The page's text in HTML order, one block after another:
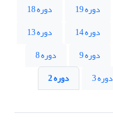
دوره 19
دوره 18
دوره 14
دوره 13
دوره 9
دوره 8
دوره 3
دوره 2